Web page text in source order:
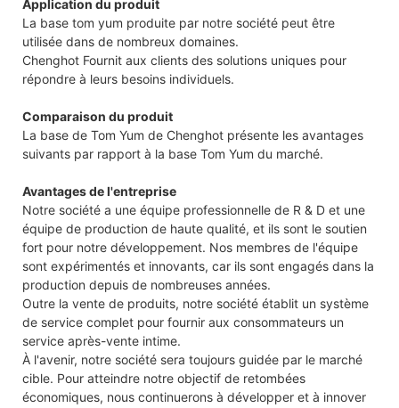
Application du produit
La base tom yum produite par notre société peut être
utilisée dans de nombreux domaines.
Chenghot Fournit aux clients des solutions uniques pour
répondre à leurs besoins individuels.
Comparaison du produit
La base de Tom Yum de Chenghot présente les avantages
suivants par rapport à la base Tom Yum du marché.
Avantages de l'entreprise
Notre société a une équipe professionnelle de R & D et une
équipe de production de haute qualité, et ils sont le soutien
fort pour notre développement. Nos membres de l'équipe
sont expérimentés et innovants, car ils sont engagés dans la
production depuis de nombreuses années.
Outre la vente de produits, notre société établit un système
de service complet pour fournir aux consommateurs un
service après-vente intime.
À l'avenir, notre société sera toujours guidée par le marché
cible. Pour atteindre notre objectif de retombées
économiques, nous continuerons à développer et à innover